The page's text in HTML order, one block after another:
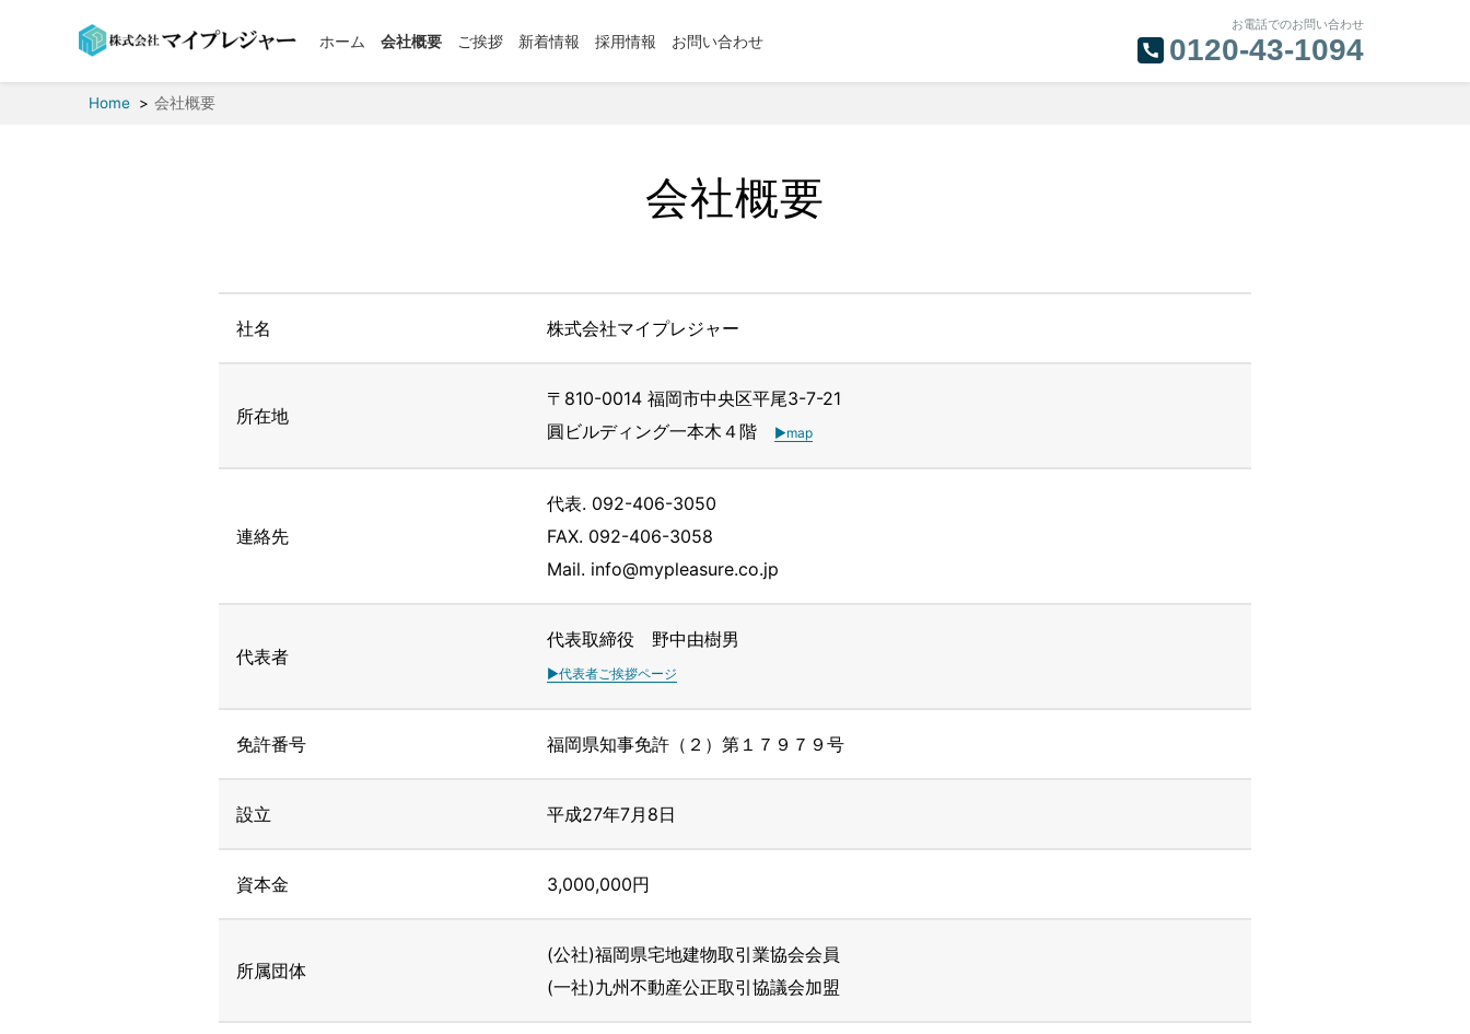
ホーム 会社概要 ご挨拶 新着情報 採用情報 お問い合わせ
お電話でのお問い合わせ
0120-43-1094
Home 会社概要
会社概要
社名 株式会社マイプレジャー
所在地
〒810-0014 福岡市中央区平尾3-7-21
圓ビルディング一本木４階
▶map
連絡先
代表. 092-406-3050
FAX. 092-406-3058
Mail. info@mypleasure.co.jp
代表者
代表取締役 野中由樹男
▶代表者ご挨拶ページ
免許番号 福岡県知事免許（２）第１７９７９号
設立 平成27年7月8日
資本金 3,000,000円
所属団体
(公社)福岡県宅地建物取引業協会会員
(一社)九州不動産公正取引協議会加盟